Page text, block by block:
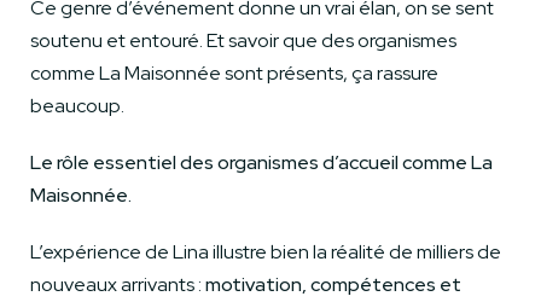
Ce genre d’événement donne un vrai élan, on se sent
soutenu et entouré. Et savoir que des organismes
comme La Maisonnée sont présents, ça rassure
beaucoup.
Le rôle essentiel des organismes d’accueil comme La
Maisonnée.
L’expérience de Lina illustre bien la réalité de milliers de
nouveaux arrivants :motivation, compétences et